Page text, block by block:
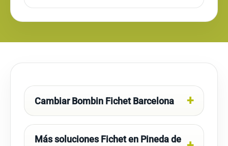
Cambiar Bombin Fichet Barcelona
Más soluciones Fichet en Pineda de